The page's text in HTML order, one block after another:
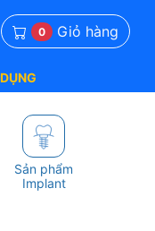
0 Giỏ hàng
Sản phẩm
Implant